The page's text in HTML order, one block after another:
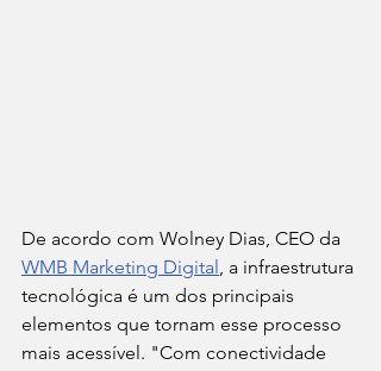
De acordo com Wolney Dias, CEO da
WMB Marketing Digital , a infraestrutura
tecnológica é um dos principais
elementos que tornam esse processo
mais acessível. "Com conectividade